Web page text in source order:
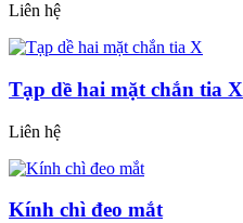
Liên hệ
Tạp dề hai mặt chắn tia X
Liên hệ
Kính chì đeo mắt